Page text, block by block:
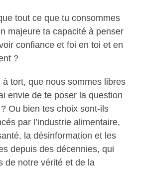
tout ce que tu consommes
majeure ta capacité à penser
confiance et foi en toi et en
?
à tort, que nous sommes libres
envie de te poser la question
Ou bien tes choix sont-ils
par l’industrie alimentaire,
la désinformation et les
depuis des décennies, qui
de notre vérité et de la